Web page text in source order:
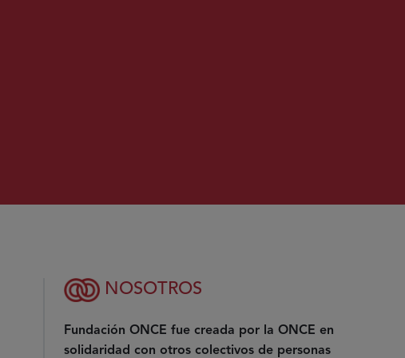
NOSOTROS
Fundación ONCE fue creada por la ONCE en
solidaridad con otros colectivos de personas